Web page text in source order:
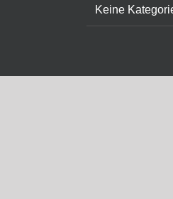
Keine